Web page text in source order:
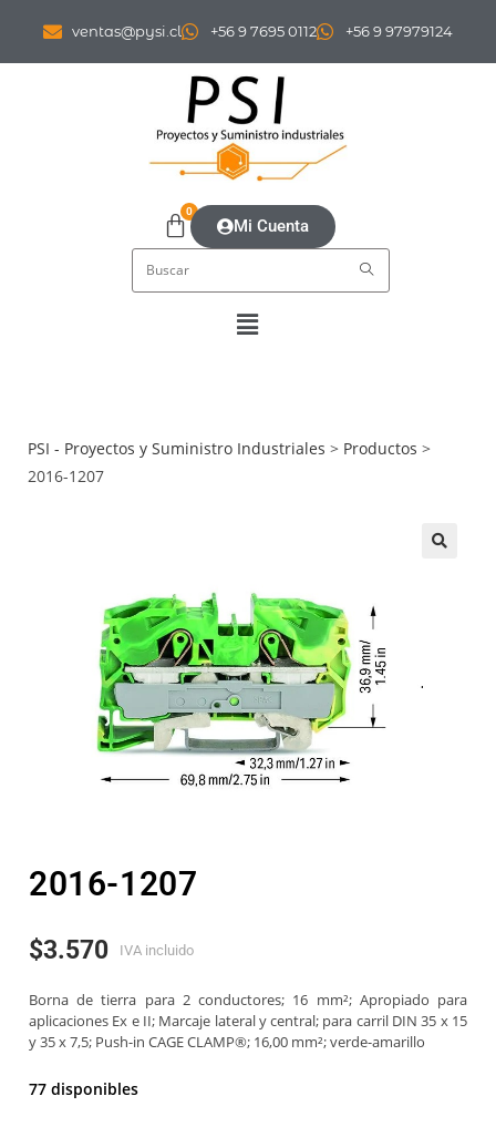
ventas@pysi.cl +56 9 7695 0112 +56 9 97979124
0
Mi Cuenta
PSI - Proyectos y Suministro Industriales > Productos >
2016-1207
2016-1207
$3.570 IVA incluido
Borna de tierra para 2 conductores; 16 mm²; Apropiado para
aplicaciones Ex e II; Marcaje lateral y central; para carril DIN 35 x 15
y 35 x 7,5; Push-in CAGE CLAMP®; 16,00 mm²; verde-amarillo
77 disponibles